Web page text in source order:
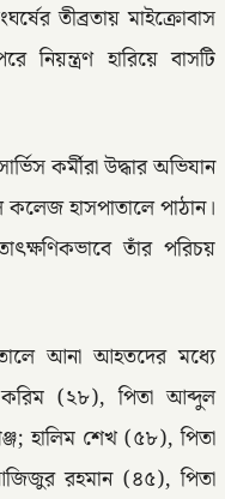
তীব্রতায় মাইক্রোবাস
নিয়ন্ত্রণ হারিয়ে বাসটি
কর্মীরা উদ্ধার অভিযান
হাসপাতালে পাঠান।
তাঁর পরিচয়
আনা আহতদের মধ্যে
(২৮), পিতা আব্দুল
হালিম শেখ (৫৮), পিতা
রহমান (৪৫), পিতা